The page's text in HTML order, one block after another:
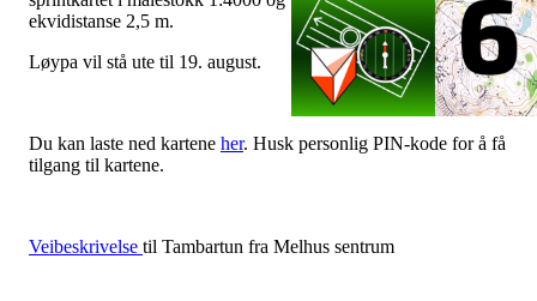
ekvidistanse 2,5 m.
Løypa vil stå ute til 19. august.
Du kan laste ned kartene her. Husk personlig PIN-kode for å få
tilgang til kartene.
Veibeskrivelse til Tambartun fra Melhus sentrum